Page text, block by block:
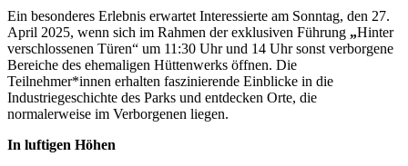
Ein besonderes Erlebnis erwartet Interessierte am Sonntag, den 27.
April 2025, wenn sich im Rahmen der exklusiven Führung „Hinter
verschlossenen Türen“ um 11:30 Uhr und 14 Uhr sonst verborgene
Bereiche des ehemaligen Hüttenwerks öffnen. Die
Teilnehmer*innen erhalten faszinierende Einblicke in die
Industriegeschichte des Parks und entdecken Orte, die
normalerweise im Verborgenen liegen.
In luftigen Höhen